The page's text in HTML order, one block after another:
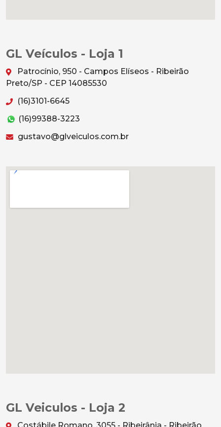
GL Veículos - Loja 1
Patrocínio, 950 - Campos Elíseos - Ribeirão
Preto/SP - CEP 14085530
(16)3101-6645
(16)99388-3223
gustavo@glveiculos.com.br
GL Veiculos - Loja 2